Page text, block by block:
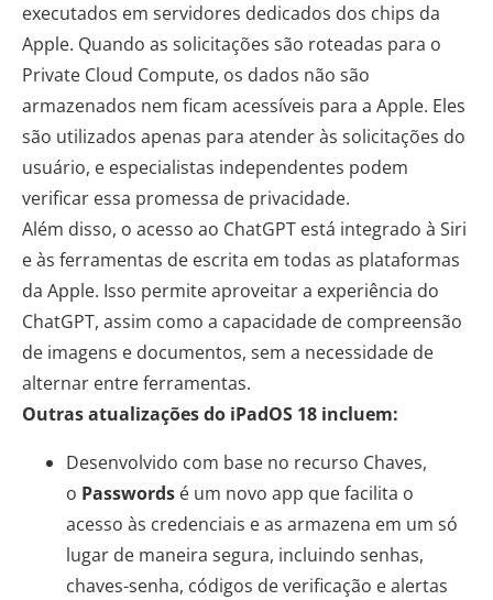
executados em servidores dedicados dos chips da
Apple. Quando as solicitações são roteadas para o
Private Cloud Compute, os dados não são
armazenados nem ficam acessíveis para a Apple. Eles
são utilizados apenas para atender às solicitações do
usuário, e especialistas independentes podem
verificar essa promessa de privacidade.
Além disso, o acesso ao ChatGPT está integrado à Siri
e às ferramentas de escrita em todas as plataformas
da Apple. Isso permite aproveitar a experiência do
ChatGPT, assim como a capacidade de compreensão
de imagens e documentos, sem a necessidade de
alternar entre ferramentas.
Outras atualizações do iPadOS 18 incluem:
Desenvolvido com base no recurso Chaves,
o Passwords é um novo app que facilita o
acesso às credenciais e as armazena em um só
lugar de maneira segura, incluindo senhas,
chaves-senha, códigos de verificação e alertas